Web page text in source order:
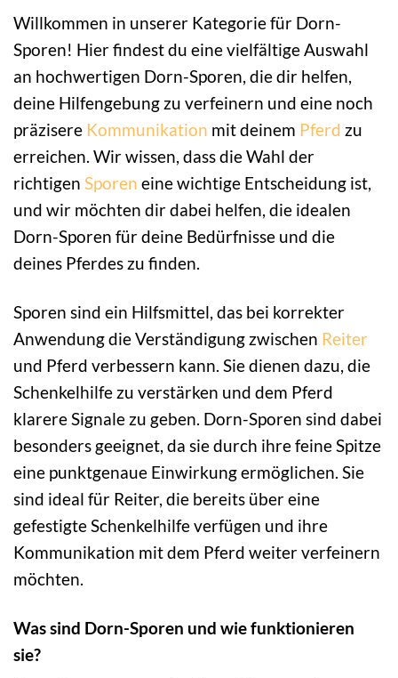
Willkommen in unserer Kategorie für Dorn-
Sporen! Hier findest du eine vielfältige Auswahl
an hochwertigen Dorn-Sporen, die dir helfen,
deine Hilfengebung zu verfeinern und eine noch
präzisere Kommunikation mit deinem Pferd zu
erreichen. Wir wissen, dass die Wahl der
richtigen Sporen eine wichtige Entscheidung ist,
und wir möchten dir dabei helfen, die idealen
Dorn-Sporen für deine Bedürfnisse und die
deines Pferdes zu finden.
Sporen sind ein Hilfsmittel, das bei korrekter
Anwendung die Verständigung zwischen Reiter
und Pferd verbessern kann. Sie dienen dazu, die
Schenkelhilfe zu verstärken und dem Pferd
klarere Signale zu geben. Dorn-Sporen sind dabei
besonders geeignet, da sie durch ihre feine Spitze
eine punktgenaue Einwirkung ermöglichen. Sie
sind ideal für Reiter, die bereits über eine
gefestigte Schenkelhilfe verfügen und ihre
Kommunikation mit dem Pferd weiter verfeinern
möchten.
Was sind Dorn-Sporen und wie funktionieren
sie?